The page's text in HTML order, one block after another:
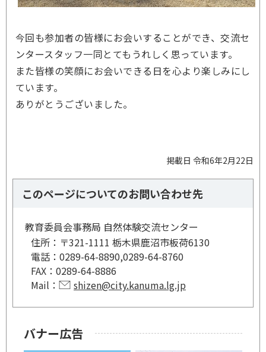
今回も参加者の皆様にお会いすることができ、交流セ
ンタースタッフ一同とてもうれしく思っています。
また皆様の笑顔にお会いできる日を心より楽しみにし
ています。
ありがとうございました。
掲載日 令和6年2月22日
このページについてのお問い合わせ先
教育委員会事務局 自然体験交流センター
住所： 〒321-1111 栃木県鹿沼市板荷6130
電話： 0289-64-8890,0289-64-8760
FAX： 0289-64-8886
Mail：
shizen@city.kanuma.lg.jp
バナー広告